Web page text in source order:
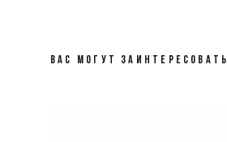
ВАС МОГУТ ЗАИНТЕРЕСОВАТЬ